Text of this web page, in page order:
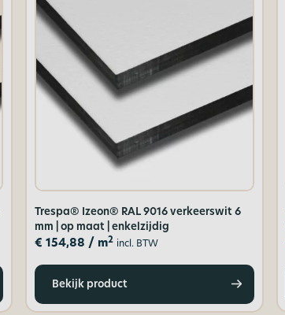
Trespa® Izeon® RAL 9016 verkeerswit 6
mm | op maat | enkelzijdig
€ 154,88 / m2 incl. BTW
Bekijk product